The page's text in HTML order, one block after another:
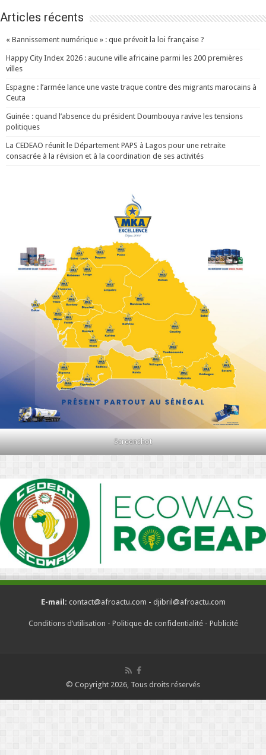
Articles récents
« Bannissement numérique » : que prévoit la loi française ?
Happy City Index 2026 : aucune ville africaine parmi les 200 premières
villes
Espagne : l’armée lance une vaste traque contre des migrants marocains à
Ceuta
Guinée : quand l’absence du président Doumbouya ravive les tensions
politiques
La CEDEAO réunit le Département PAPS à Lagos pour une retraite
consacrée à la révision et à la coordination de ses activités
Screenshot
E-mail: contact@afroactu.com - djibril@afroactu.com
Conditions d’utilisation - Politique de confidentialité- Publicité
© Copyright 2026, Tous droits réservés